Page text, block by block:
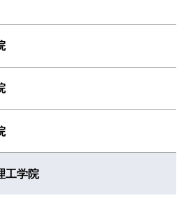
物理学コース
エネルギー・情報コース
地球生命コース
目
エネルギーコース
エンジニアリングデザイン
システム制御コース
子系
エネルギーコース
情報通信コース
学系
エネルギーコース
応用化学コース
目
計算科学系
工学系
工学院